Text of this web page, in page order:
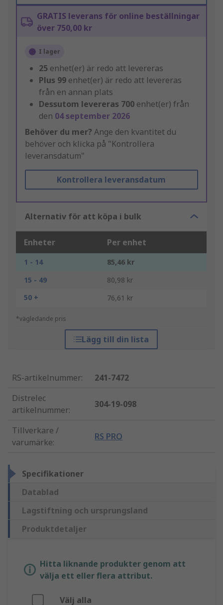
GRATIS leverans för online beställningar
över 750,00 kr
I lager
25 enhet(er) är redo att levereras
Plus 99 enhet(er) är redo att levereras
från en annan plats
Dessutom levereras 700 enhet(er) från
den 04 september 2026
Behöver du mer? Ange den kvantitet du
behöver och klicka på "Kontrollera
leveransdatum"
Kontrollera leveransdatum
Alternativ för att köpa i bulk
Enheter Per enhet
1 - 14
85,46 kr
15 - 49
80,98 kr
50 +
76,61 kr
*vägledande pris
Lägg till din lista
RS-artikelnummer:
241-7472
Distrelec
artikelnummer:
304-19-098
Tillverkare /
varumärke:
RS PRO
Specifikationer
Datablad
Lagstiftning och ursprungsland
Produktdetaljer
Hitta liknande produkter genom att
välja ett eller flera attribut.
Välj alla